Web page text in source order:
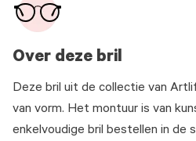
Over deze bril
Deze bril uit de collectie van
van vorm. Het montuur is van
enkelvoudige bril bestellen in de